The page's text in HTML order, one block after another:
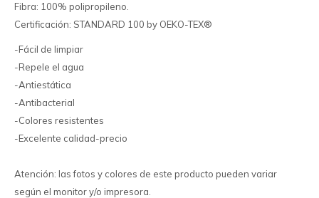
Fibra: 100% polipropileno.
Certificación: STANDARD 100 by OEKO-TEX®
-Fácil de limpiar
-Repele el agua
-Antiestática
-Antibacterial
-Colores resistentes
-Excelente calidad-precio
Atención: las fotos y colores de este producto pueden variar
según el monitor y/o impresora.